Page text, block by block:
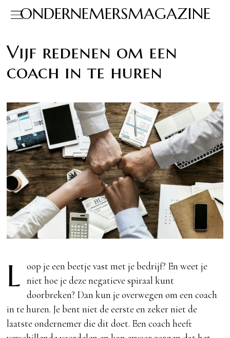
ONDERNEMERSMAGAZINE
Vijf redenen om een
coach in te huren
L oop je een beetje vast met je bedrijf? En weet je
niet hoe je deze negatieve spiraal kunt
doorbreken? Dan kun je overwegen om een coach
in te huren. Je bent niet de eerste en zeker niet de
laatste ondernemer die dit doet. Een coach heeft